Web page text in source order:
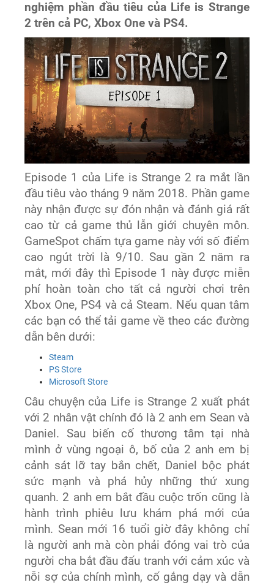
nghiệm phần đầu tiêu của Life is Strange
2 trên cả PC, Xbox One và PS4.
Episode 1 của Life is Strange 2 ra mắt lần
đầu tiêu vào tháng 9 năm 2018. Phần game
này nhận được sự đón nhận và đánh giá rất
cao từ cả game thủ lẫn giới chuyên môn.
GameSpot chấm tựa game này với số điểm
cao ngút trời là 9/10. Sau gần 2 năm ra
mắt, mới đây thì Episode 1 này được miễn
phí hoàn toàn cho tất cả người chơi trên
Xbox One, PS4 và cả Steam. Nếu quan tâm
các bạn có thể tải game về theo các đường
dẫn bên dưới:
Steam
PS Store
Microsoft Store
Câu chuyện của Life is Strange 2 xuất phát
với 2 nhân vật chính đó là 2 anh em Sean và
Daniel. Sau biến cố thương tâm tại nhà
mình ở vùng ngoại ô, bố của 2 anh em bị
cảnh sát lỡ tay bắn chết, Daniel bộc phát
sức mạnh và phá hủy những thứ xung
quanh. 2 anh em bắt đầu cuộc trốn cũng là
hành trình phiêu lưu khám phá mới của
mình. Sean mới 16 tuổi giờ đây không chỉ
là người anh mà còn phải đóng vai trò của
người cha bắt đầu đấu tranh với cảm xúc và
nỗi sợ của chính mình, cố gắng dạy và dẫn